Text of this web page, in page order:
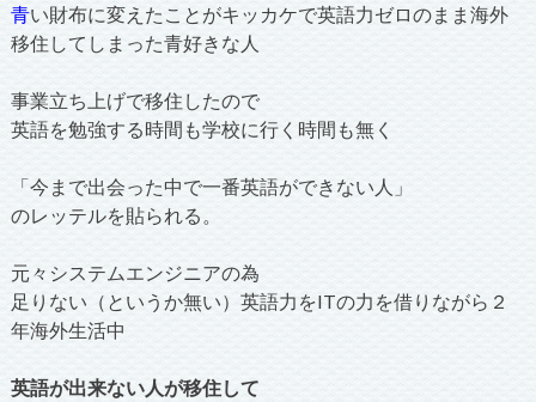
青い財布に変えたことがキッカケで英語力ゼロのまま海外
移住してしまった青好きな人
事業立ち上げで移住したので
英語を勉強する時間も学校に行く時間も無く
「今まで出会った中で一番英語ができない人」
のレッテルを貼られる。
元々システムエンジニアの為
足りない（というか無い）英語力をITの力を借りながら２
年海外生活中
英語が出来ない人が移住して